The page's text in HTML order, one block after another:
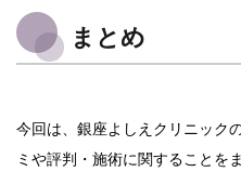
まとめ
今回は、銀座よしえクリニック
ミや評判・施術に関することを